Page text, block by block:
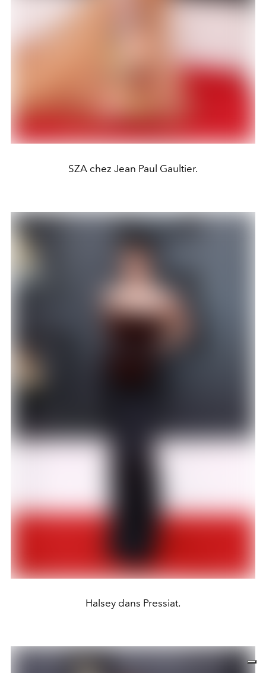
SZA chez Jean Paul Gaultier.
Halsey dans Pressiat.